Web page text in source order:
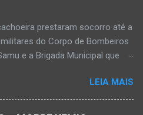
Ainda segundo a polícia, o
pessoas...
prestaram socorro até a
do Corpo de Bombeiros
e a Brigada Municipal que
óbito Foto álbum pessoal Kauan
em sua rede social a
a Cachoeira Maria Rosa,
LEIA MAIS